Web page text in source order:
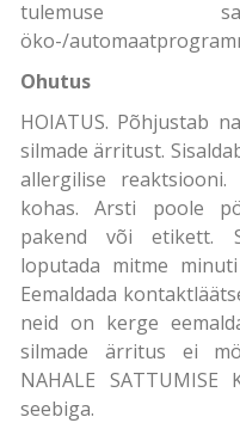
tulemuse
öko-/
Ohutus
HOIATUS. Põhjustab
silmade ärritust.
allergilise
kohas. Arsti poole
pakend või etikett.
loputada mitme
Eemaldada
neid on kerge
silmade ärritus ei
NAHALE
seebiga.